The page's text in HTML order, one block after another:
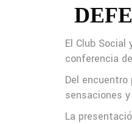
El Club
conferencia
Del
sensaciones
La